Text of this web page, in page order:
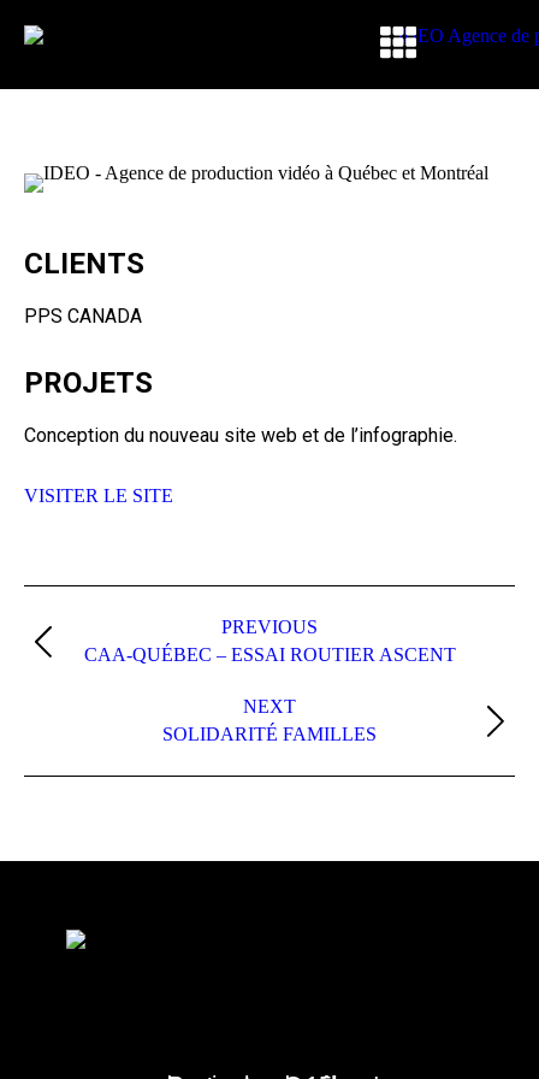
CLIENTS
PPS CANADA
PROJETS
Conception du nouveau site web et de l’infographie.
VISITER LE SITE
PREVIOUS
CAA-QUÉBEC – ESSAI ROUTIER ASCENT
NEXT
SOLIDARITÉ FAMILLES